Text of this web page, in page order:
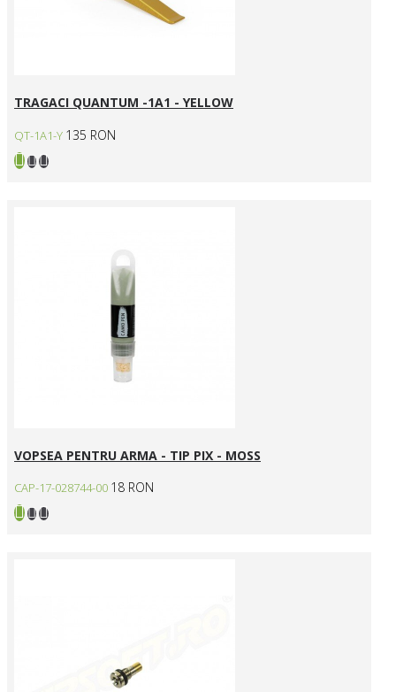
TRAGACI QUANTUM -1A1 - YELLOW
QT-1A1-Y 135 RON
VOPSEA PENTRU ARMA - TIP PIX - MOSS
CAP-17-028744-00 18 RON